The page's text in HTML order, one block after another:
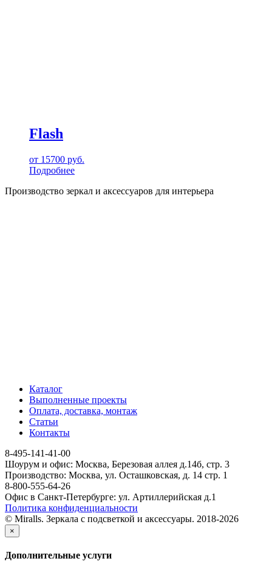
Flash
от 15700 руб.
Подробнее
Производство зеркал и аксессуаров для интерьера
Каталог
Выполненные проекты
Оплата, доставка, монтаж
Статьи
Контакты
8-495-141-41-00
Шоурум и офис: Москва, Березовая аллея д.14б, стр. 3
Производство: Москва, ул. Осташковская, д. 14 стр. 1
8-800-555-64-26
Офис в Санкт-Петербурге: ул. Артиллерийская д.1
Политика конфиденциальности
© Miralls. Зеркала с подсветкой и аксессуары. 2018-2026
×
Дополнительные услуги